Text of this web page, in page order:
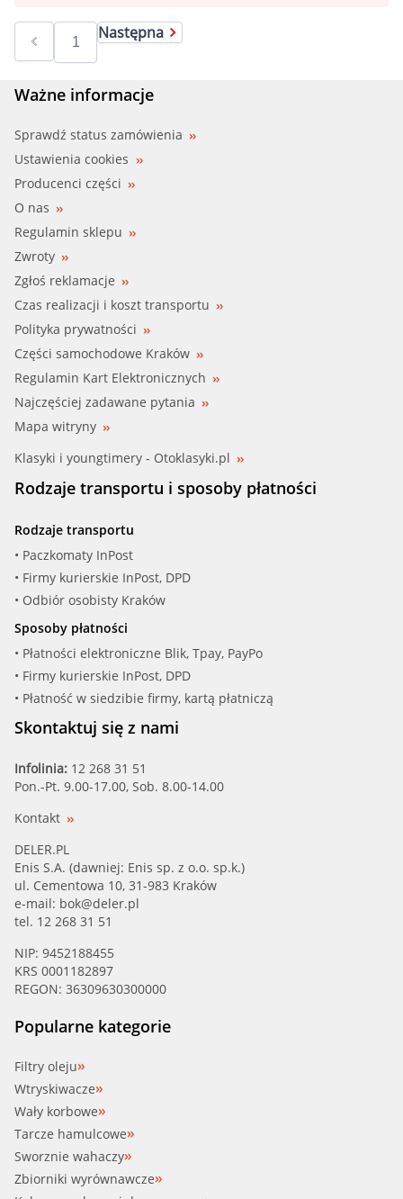
Następna
Ważne informacje
Sprawdź status zamówienia
Ustawienia cookies
Producenci części
O nas
Regulamin sklepu
Zwroty
Zgłoś reklamacje
Czas realizacji i koszt transportu
Polityka prywatności
Części samochodowe Kraków
Regulamin Kart Elektronicznych
Najczęściej zadawane pytania
Mapa witryny
Klasyki i youngtimery - Otoklasyki.pl
Rodzaje transportu i sposoby płatności
Rodzaje transportu
• Paczkomaty InPost
• Firmy kurierskie InPost, DPD
• Odbiór osobisty Kraków
Sposoby płatności
• Płatności elektroniczne Blik, Tpay, PayPo
• Firmy kurierskie InPost, DPD
• Płatność w siedzibie firmy, kartą płatniczą
Skontaktuj się z nami
Infolinia: 12 268 31 51
Pon.-Pt. 9.00-17.00, Sob. 8.00-14.00
Kontakt
DELER.PL
Enis S.A. (dawniej: Enis sp. z o.o. sp.k.)
ul. Cementowa 10, 31-983 Kraków
e-mail: bok@deler.pl
tel. 12 268 31 51
NIP: 9452188455
KRS 0001182897
REGON: 36309630300000
Popularne kategorie
Filtry oleju
Wtryskiwacze
Wały korbowe
Tarcze hamulcowe
Sworznie wahaczy
Zbiorniki wyrównawcze